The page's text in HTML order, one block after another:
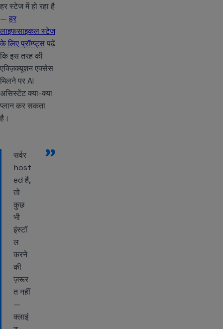
हर स्टेज में हो रहा है
— हर
लाइफसाइकल स्टेज
के लिए प्रॉम्प्ट्सपढ़ें
कि इस तरह की
एक्ज़िक्यूशन एक्सेस
मिलने पर AI
असिस्टेंट क्या-क्या
प्लान कर सकता
है।
”
सर्वर
host
ed है,
तो
कुछ
भी
इंस्टॉ
ल
करने
की
ज़रूर
त नहीं
—
क्लाइं